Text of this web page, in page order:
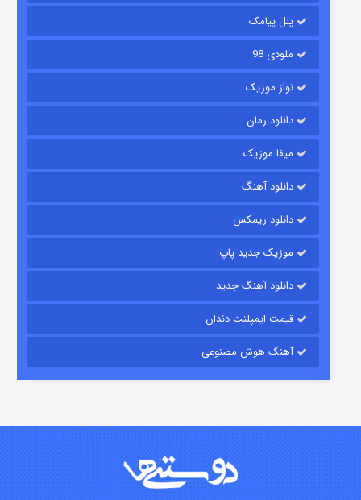
قسمت
قسمت۱۵ (دوبله) منتشر شد
پنل پیامک
ملودی 98
نواز موزیک
دانلود رمان
میفا موزیک
دانلود آهنگ
دانلود ریمکس
موزیک جدید پاپ
دانلود آهنگ جدید
قیمت ایمپلنت دندان
آهنگ هوش مصنوعی